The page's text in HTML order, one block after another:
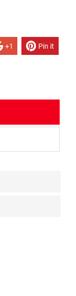
+1 Pin it